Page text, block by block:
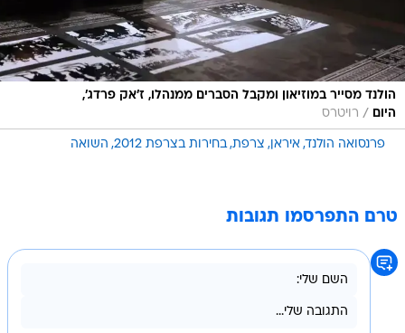
הולנד מסייר במוזיאון ומקבל הסברים ממנהלו, ז'אק פרדג',
היום
/ רויטרס
פרנסואה הולנד איראן צרפת בחירות בצרפת 2012 השואה
טרם התפרסמו תגובות